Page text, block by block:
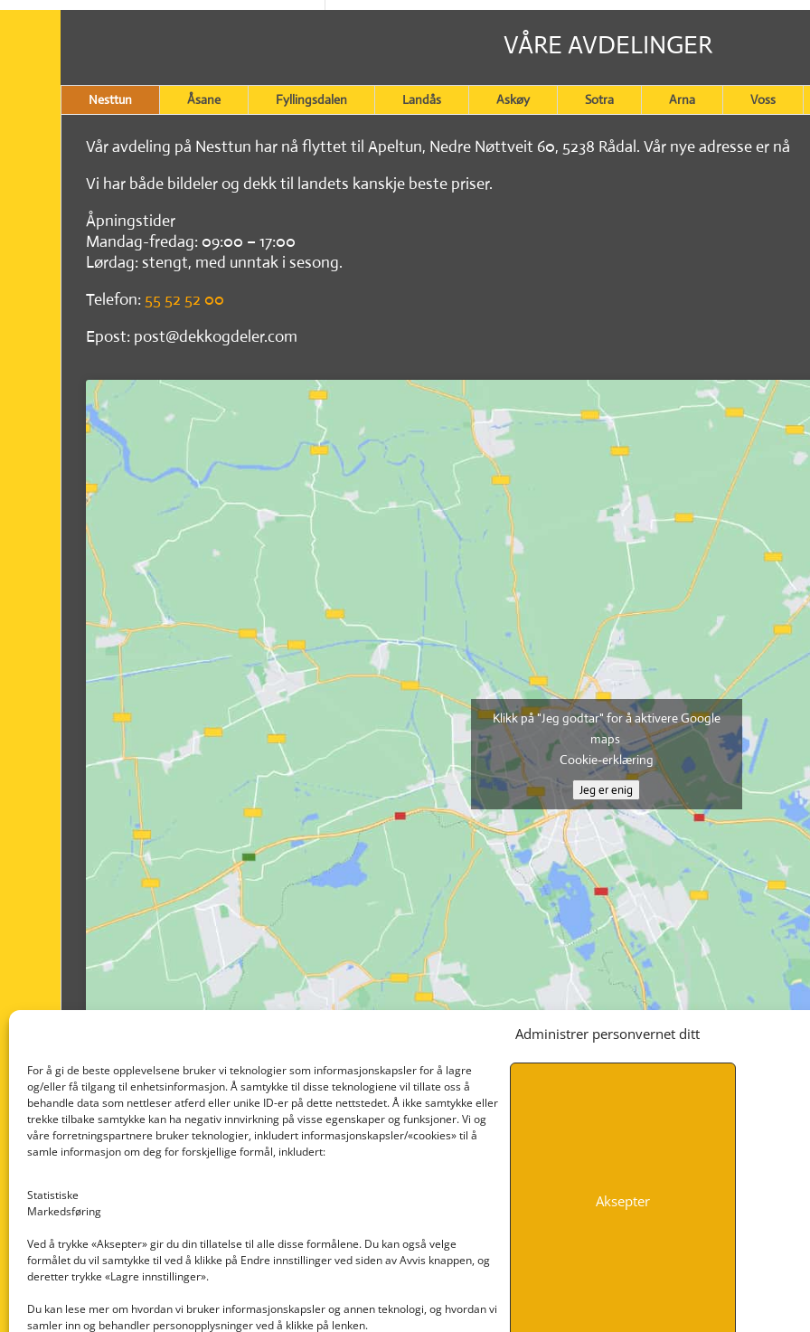
Administrer personvernet ditt
For å gi de beste opplevelsene bruker vi teknologier som informasjonskapsler for å lagre
og/eller få tilgang til enhetsinformasjon. Å samtykke til disse teknologiene vil tillate oss å
behandle data som nettleser atferd eller unike ID-er på dette nettstedet. Å ikke samtykke eller
trekke tilbake samtykke kan ha negativ innvirkning på visse egenskaper og funksjoner. Vi og
våre forretningspartnere bruker teknologier, inkludert informasjonskapsler/«cookies» til å
samle informasjon om deg for forskjellige formål, inkludert:
Statistiske
Markedsføring
Ved å trykke «Aksepter» gir du din tillatelse til alle disse formålene. Du kan også velge
formålet du vil samtykke til ved å klikke på Endre innstillinger ved siden av Avvis knappen, og
deretter trykke «Lagre innstillinger».
Du kan lese mer om hvordan vi bruker informasjonskapsler og annen teknologi, og hvordan vi
samler inn og behandler personopplysninger ved å klikke på lenken.
Aksepter
VÅRE AVDELINGER
Nesttun Åsane Fyllingsdalen Landås Askøy Sotra Arna Voss
Vår avdeling på Nesttun har nå flyttet til Apeltun, Nedre Nøttveit 60, 5238 Rådal. Vår nye adresse er nå
Vi har både bildeler og dekk til landets kanskje beste priser.
Åpningstider
Mandag-fredag: 09:00 – 17:00
Lørdag: stengt, med unntak i sesong.
Telefon: 55 52 52 00
Epost: post@dekkogdeler.com
Klikk på "Jeg godtar" for å aktivere Google
maps
Cookie-erklæring
Jeg er enig
Nedre Nøttveit 60, 5238 Rådal
Email: post@dekkogdeler.com
INFORMASJON